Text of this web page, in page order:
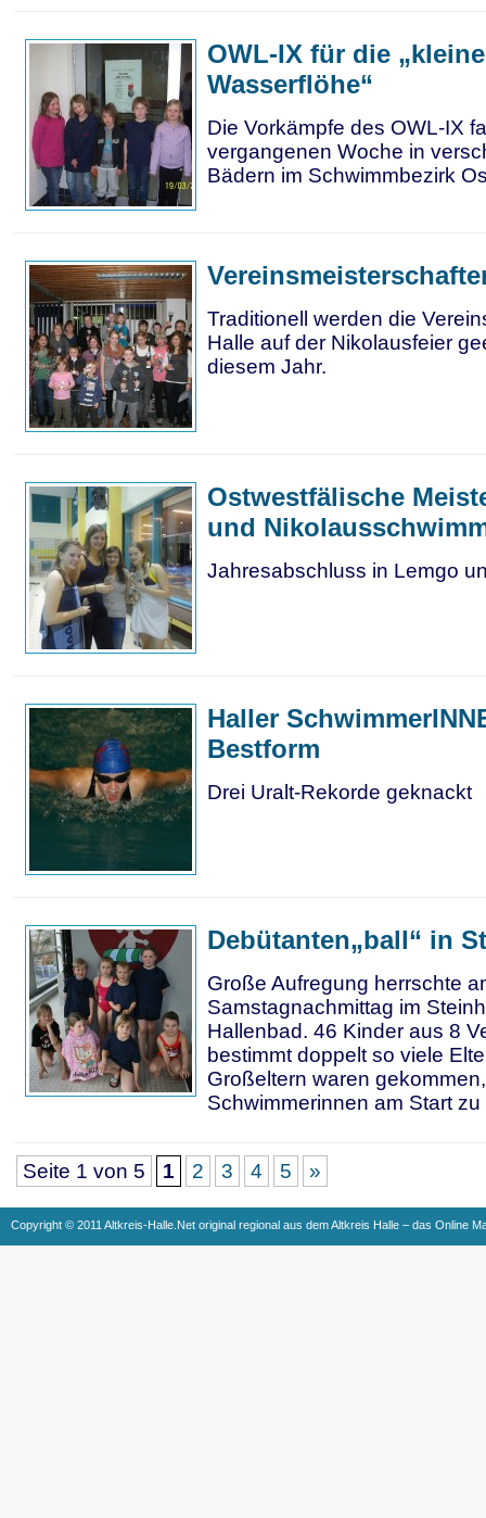
OWL-IX für die
Wasserflöhe“
Die Vorkämpfe des OWL-IX
vergangenen Woche in
Bädern im Schwimmbezirk
Traditionell werden die
Halle auf der Nikolausfeier
diesem Jahr.
Ostwestfälische
und
Jahresabschluss in Lemgo
Haller
Bestform
Drei Uralt-Rekorde geknackt
Debütanten„ball“ in
Große Aufregung herrschte
Samstagnachmittag im
Hallenbad. 46 Kinder aus 8
bestimmt doppelt so viele
Großeltern waren
Schwimmerinnen am Start
Seite 1 von 5 1 2 3 4 5 »
Copyright © 2011 Altkreis-Halle.Net original regional aus dem Altkreis Halle – das Online